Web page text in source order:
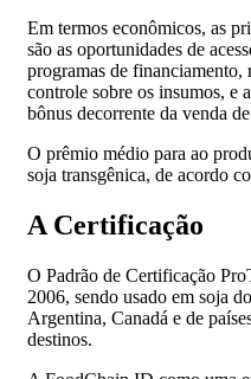
Em termos econômicos, as
são as oportunidades de
programas de financiamento,
controle sobre os insumos, e
bônus decorrente da venda
O prêmio médio para ao
soja transgênica, de acordo
A Certificação
O Padrão de Certificação
2006, sendo usado em soja
Argentina, Canadá e de
destinos.